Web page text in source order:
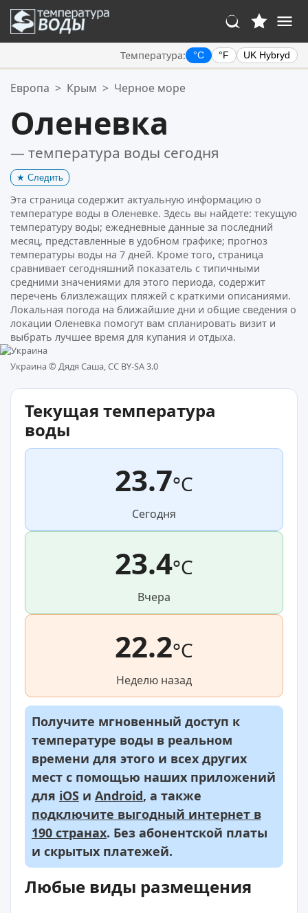
Температура: °C °F UK Hybryd
Ваше избранное:
Европа > Крым > Черное море
Оленевка
— температура воды сегодня
★ Следить
Эта страница содержит актуальную информацию о
температуре воды в Оленевке. Здесь вы найдете: текущую
температуру воды; ежедневные данные за последний
месяц, представленные в удобном графике; прогноз
температуры воды на 7 дней. Кроме того, страница
сравнивает сегодняшний показатель с типичными
средними значениями для этого периода, содержит
перечень близлежащих пляжей с краткими описаниями.
Локальная погода на ближайшие дни и общие сведения о
локации Оленевка помогут вам спланировать визит и
выбрать лучшее время для купания и отдыха.
Украина © Дядя Саша, CC BY-SA 3.0
Текущая температура
воды
23.7°C
Сегодня
23.4°C
Вчера
22.2°C
Неделю назад
Получите мгновенный доступ к
температуре воды в реальном
времени для этого и всех других
мест с помощью наших приложений
для iOS и Android, а также
подключите выгодный интернет в
190 странах. Без абонентской платы
и скрытых платежей.
Любые виды размещения